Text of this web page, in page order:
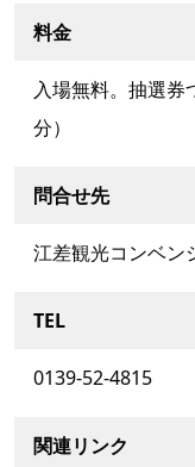
料金
入場無料。抽選
分）
問合せ先
江差観光コンベン
TEL
0139-52-4815
関連リンク